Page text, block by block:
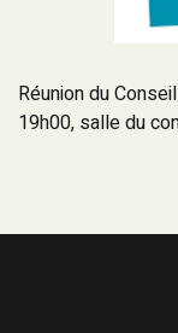
Réunion du
19h00, salle du